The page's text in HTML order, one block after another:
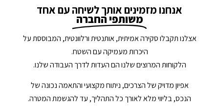
אנחנו מזמינים אותך לשיחה עם אחד
משותפי החברה
אצלנו תקבלו סקירה אמיתית, אותנטית ורלוונטית, המבוססת על
היכרות מעמיקה עם השטח.
הלקוחות המרוצים שלנו הם העדות לדרך העבודה שלנו.
אפיון מדויק של הצרכים, ניתוח מקצועי והתאמה נכונה של
הנכס, בליווי מלא לאורך כל התהליך, עד להגשמת המטרה.